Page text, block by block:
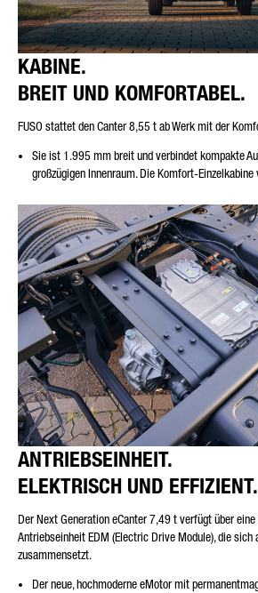
KABINE.
BREIT UND KOMFORTABEL.
FUSO stattet den Canter 8,55 t ab Werk mit der
Sie ist 1.995 mm breit und verbindet kompakte
großzügigen Innenraum. Die Komfort-
ANTRIEBSEINHEIT.
ELEKTRISCH UND EFFIZIENT.
Der Next Generation eCanter 7,49 t verfügt über
Antriebseinheit EDM (Electric Drive Module), die sich
zusammensetzt.
Der neue, hochmoderne eMotor mit